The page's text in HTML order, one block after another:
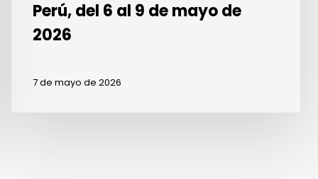
Perú, del 6 al 9 de mayo de
2026
7 de mayo de 2026